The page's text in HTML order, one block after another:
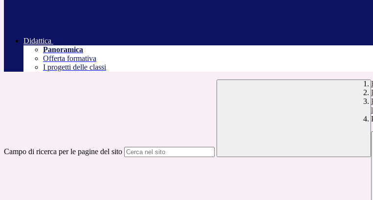
Didattica
Panoramica
Offerta formativa
I progetti delle classi
Campo di ricerca per le pagine del sito